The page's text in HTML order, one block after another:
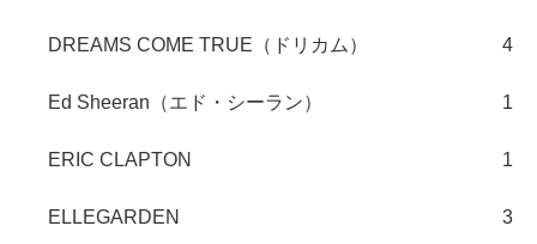
DREAMS COME TRUE（ドリカム） 4
Ed Sheeran（エド・シーラン） 1
ERIC CLAPTON 1
ELLEGARDEN 3